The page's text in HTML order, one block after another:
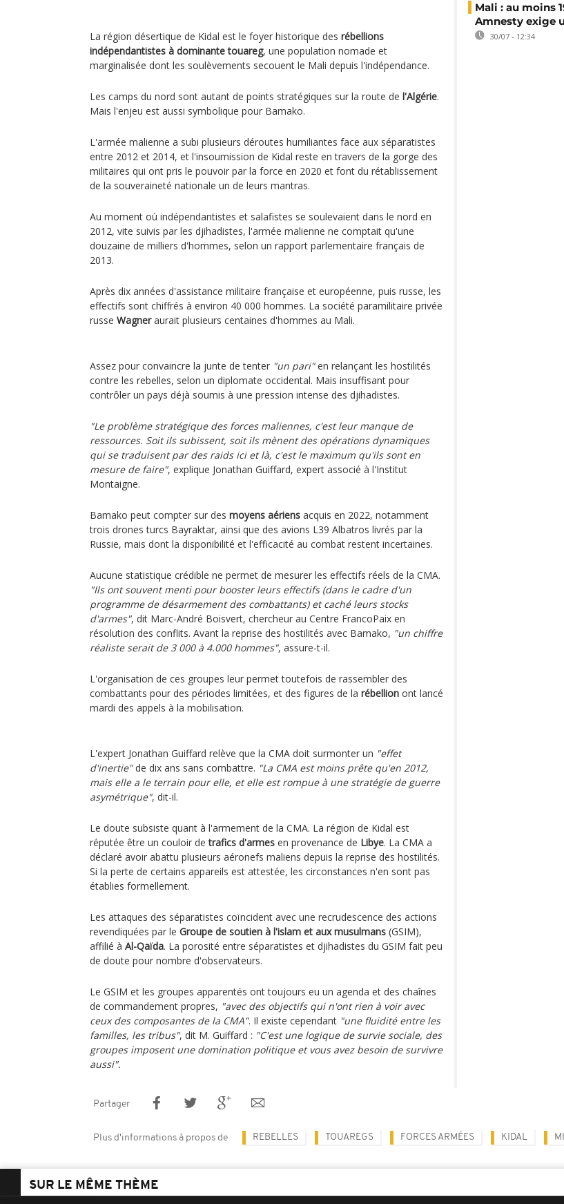
La région désertique de Kidal est le foyer historique des rébellions
indépendantistes à dominante touareg, une population nomade et
marginalisée dont les soulèvements secouent le Mali depuis l'indépendance.
Les camps du nord sont autant de points stratégiques sur la route de l'Algérie.
Mais l'enjeu est aussi symbolique pour Bamako.
L'armée malienne a subi plusieurs déroutes humiliantes face aux séparatistes
entre 2012 et 2014, et l'insoumission de Kidal reste en travers de la gorge des
militaires qui ont pris le pouvoir par la force en 2020 et font du rétablissement
de la souveraineté nationale un de leurs mantras.
Au moment où indépendantistes et salafistes se soulevaient dans le nord en
2012, vite suivis par les djihadistes, l'armée malienne ne comptait qu'une
douzaine de milliers d'hommes, selon un rapport parlementaire français de
2013.
Après dix années d'assistance militaire française et européenne, puis russe, les
effectifs sont chiffrés à environ 40 000 hommes. La société paramilitaire privée
russe Wagneraurait plusieurs centaines d'hommes au Mali.
Assez pour convaincre la junte de tenter "un pari"en relançant les hostilités
contre les rebelles, selon un diplomate occidental. Mais insuffisant pour
contrôler un pays déjà soumis à une pression intense des djihadistes.
"Le problème stratégique des forces maliennes, c'est leur manque de
ressources. Soit ils subissent, soit ils mènent des opérations dynamiques
qui se traduisent par des raids ici et là, c'est le maximum qu'ils sont en
mesure de faire", explique Jonathan Guiffard, expert associé à l'Institut
Montaigne.
Bamako peut compter sur des moyens aériens acquis en 2022, notamment
trois drones turcs Bayraktar, ainsi que des avions L39 Albatros livrés par la
Russie, mais dont la disponibilité et l'efficacité au combat restent incertaines.
Aucune statistique crédible ne permet de mesurer les effectifs réels de la CMA.
"Ils ont souvent menti pour booster leurs effectifs (dans le cadre d'un
programme de désarmement des combattants) et caché leurs stocks
d'armes", dit Marc-André Boisvert, chercheur au Centre FrancoPaix en
résolution des conflits. Avant la reprise des hostilités avec Bamako, "un chiffre
réaliste serait de 3 000 à 4.000 hommes", assure-t-il.
L'organisation de ces groupes leur permet toutefois de rassembler des
combattants pour des périodes limitées, et des figures de la rébellion ont lancé
mardi des appels à la mobilisation.
L'expert Jonathan Guiffard relève que la CMA doit surmonter un "effet
d'inertie"de dix ans sans combattre. "La CMA est moins prête qu'en 2012,
mais elle a le terrain pour elle, et elle est rompue à une stratégie de guerre
asymétrique", dit-il.
Le doute subsiste quant à l'armement de la CMA. La région de Kidal est
réputée être un couloir detrafics d'armes en provenance de Libye. La CMA a
déclaré avoir abattu plusieurs aéronefs maliens depuis la reprise des hostilités.
Si la perte de certains appareils est attestée, les circonstances n'en sont pas
établies formellement.
Les attaques des séparatistes coïncident avec une recrudescence des actions
revendiquées par le Groupe de soutien à l'islam et aux musulmans (GSIM),
affilié à Al-Qaïda. La porosité entre séparatistes et djihadistes du GSIM fait peu
de doute pour nombre d'observateurs.
Le GSIM et les groupes apparentés ont toujours eu un agenda et des chaînes
de commandement propres, "avec des objectifs qui n'ont rien à voir avec
ceux des composantes de la CMA". Il existe cependant "une fluidité entre les
familles, les tribus", dit M. Guiffard : "C'est une logique de survie sociale, des
groupes imposent une domination politique et vous avez besoin de survivre
aussi".
Mali : au moins
Amnesty exige
30/07 - 12:34
Partager
Plus d'informations à propos de REBELLES TOUAREGS FORCES ARMÉES KIDAL
SUR LE MÊME THÈME